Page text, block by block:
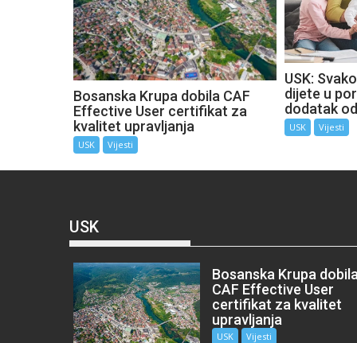
Bosanska Krupa dobila CAF
Effective User certifikat za
kvalitet upravljanja
USK Vijesti
USK:
dijete u
dodatak
USK Vijesti
USK
Bosanska Krupa
CAF Effective User
certifikat za kvalitet
upravljanja
USK Vijesti